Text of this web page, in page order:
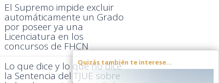
El Supremo impide excluir
automáticamente un Grado
por poseer ya una
Licenciatura en los
concursos de FHCN
Lo que dice y lo que no dice
la Sentencia del TJUE sobre
Quizás también te interese...